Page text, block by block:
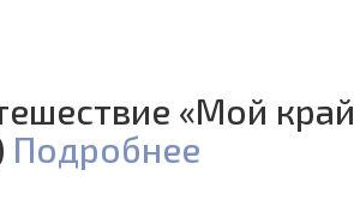
«Мой край
Подробнее